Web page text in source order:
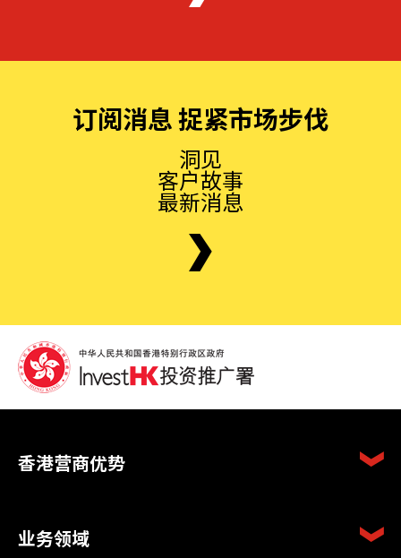
订阅消息 捉紧市场步伐
洞见
客户故事
最新消息
香港营商优势
业务领域